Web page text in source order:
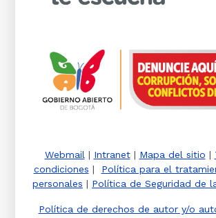
Webmail| Intranet| Mapa del sitio |
condiciones | Política para el
personales | Política de Seguridad de
Política de derechos de autor y/o